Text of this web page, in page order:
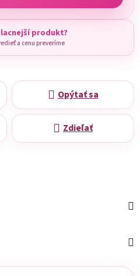
produkt?
a cenu preveríme
Opýtať sa
Zdieľať